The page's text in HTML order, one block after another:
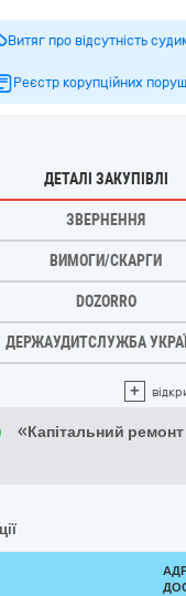
Витяг про відсутність
Реєстр корупційних
ДЕТАЛІ ЗАКУПІВЛІ
ЗВЕРНЕННЯ
ВИМОГИ/СКАРГИ
DOZORRO
ДЕРЖАУДИТСЛУЖБА
+
«Капітальний ремонт